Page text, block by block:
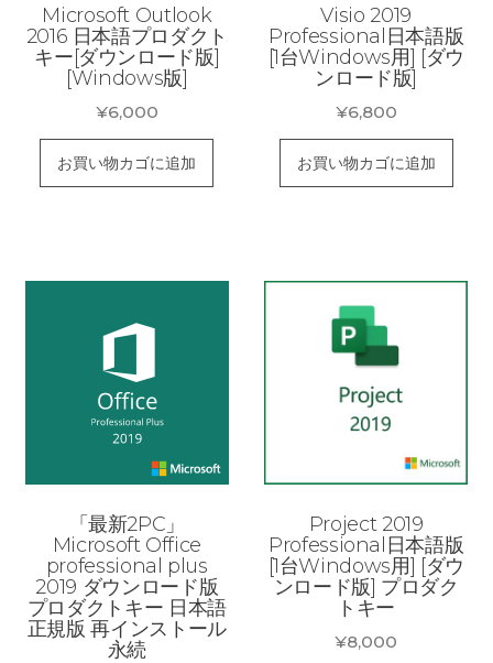
Microsoft Outlook
2016 日本語プロダクト
キー[ダウンロード版]
[Windows版]
¥6,000
お買い物カゴに追加
Visio 2019
Professional日本語版
[1台Windows用] [ダウ
ンロード版]
¥6,800
お買い物カゴに追加
「最新2PC」
Microsoft Office
professional plus
2019 ダウンロード版
プロダクトキー 日本語
正規版 再インストール
永続
Project 2019
Professional日本語版
[1台Windows用] [ダウ
ンロード版] プロダク
トキー
¥8,000